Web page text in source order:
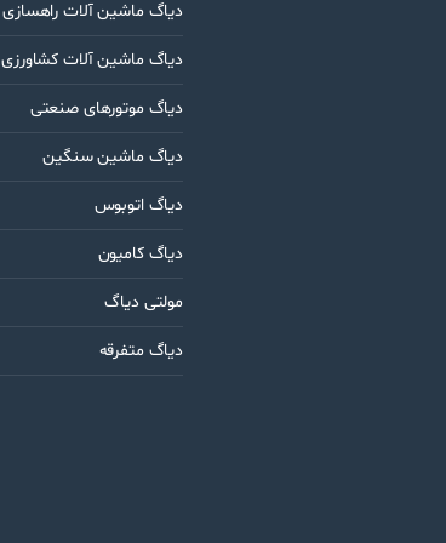
دیاگ ماشین آلات راهسازی
دیاگ ماشین آلات کشاورزی
دیاگ موتورهای صنعتی
دیاگ ماشین سنگین
دیاگ اتوبوس
دیاگ کامیون
مولتی دیاگ
دیاگ متفرقه